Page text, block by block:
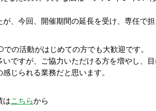
、今回、開催期間の延長を受け、専任で
の活動がはじめての方でも大歓迎です。
ですが、ご協力いただける方を増やし、目
じられる業務だと思います。
はこちらから